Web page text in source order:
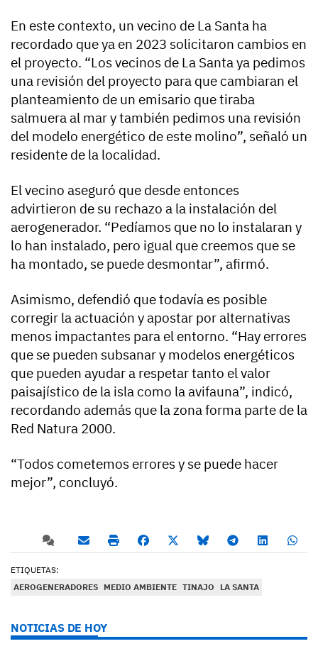
En este contexto, un vecino de La Santa ha
recordado que ya en 2023 solicitaron cambios en
el proyecto. “Los vecinos de La Santa ya pedimos
una revisión del proyecto para que cambiaran el
planteamiento de un emisario que tiraba
salmuera al mar y también pedimos una revisión
del modelo energético de este molino”, señaló un
residente de la localidad.
El vecino aseguró que desde entonces
advirtieron de su rechazo a la instalación del
aerogenerador. “Pedíamos que no lo instalaran y
lo han instalado, pero igual que creemos que se
ha montado, se puede desmontar”, afirmó.
Asimismo, defendió que todavía es posible
corregir la actuación y apostar por alternativas
menos impactantes para el entorno. “Hay errores
que se pueden subsanar y modelos energéticos
que pueden ayudar a respetar tanto el valor
paisajístico de la isla como la avifauna”, indicó,
recordando además que la zona forma parte de la
Red Natura 2000.
“Todos cometemos errores y se puede hacer
mejor”, concluyó.
ETIQUETAS:
AEROGENERADORES MEDIO AMBIENTE TINAJO LA SANTA
NOTICIAS DE HOY